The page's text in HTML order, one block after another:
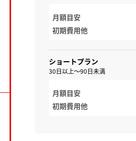
月額目安
初期費用他
ショートプラン
30日以上～90日未満
月額目安
初期費用他